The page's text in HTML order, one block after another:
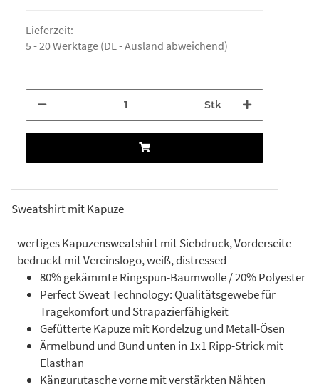
Lieferzeit:
5 - 20 Werktage (DE - Ausland abweichend)
Stk
Sweatshirt mit Kapuze
- wertiges Kapuzensweatshirt mit Siebdruck, Vorderseite
- bedruckt mit Vereinslogo, weiß, distressed
80% gekämmte Ringspun-Baumwolle / 20% Polyester
Perfect Sweat Technology: Qualitätsgewebe für
Tragekomfort und Strapazierfähigkeit
Gefütterte Kapuze mit Kordelzug und Metall-Ösen
Ärmelbund und Bund unten in 1x1 Ripp-Strick mit
Elasthan
Kängurutasche vorne mit verstärkten Nähten